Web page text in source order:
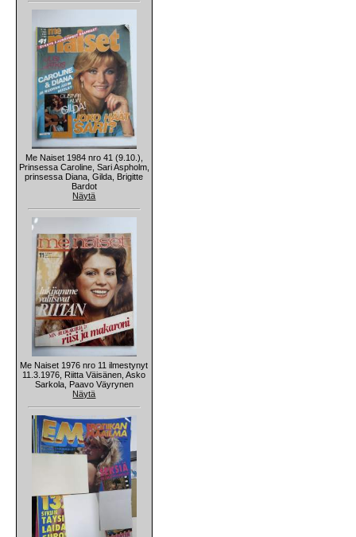
Me Naiset 1984 nro 41 (9.10.),
Prinsessa Caroline, Sari Aspholm,
prinsessa Diana, Gilda, Brigitte
Bardot
Näytä
Me Naiset 1976 nro 11 ilmestynyt
11.3.1976, Riitta Väisänen, Asko
Sarkola, Paavo Väyrynen
Näytä